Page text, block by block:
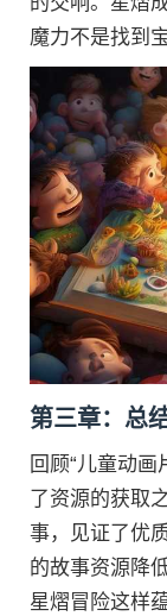
魔力不是找到
第三章：总
回顾“儿童动
了资源的获取
事，见证了优
的故事资源降
星熠冒险这样